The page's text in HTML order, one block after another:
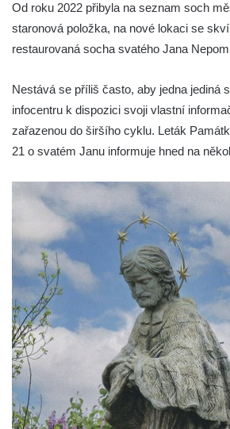
Socha Koroun bezzubý v ZOO Hluboká
Socha Plejtvák obrovský v ZOO Hluboká
Socha Mamutí lebka v ZOO Hluboká
Socha Mamut srstnatý v ZOO Hluboká
Socha Orel v ZOO Hluboká
Socha Přátelství v ZOO Hluboká
Socha Matka příroda v ZOO Hluboká
Socha Lišky v ZOO Hluboká
Socha Kudlanka v ZOO Hluboká
Socha Vlčice s mládětem v ZOO Hluboká
Socha Rys číhající na srnu v ZOO Hluboká
Socha Orlice v ZOO Hluboká
Socha Tygr v ZOO Hluboká
Socha Želva v ZOO Hluboká
Socha Kozorožec horský v ZOO Hluboká
Od roku 2022 přibyla na seznam soch
staronová položka, na nové lokaci se
restaurovaná socha svatého Jana
Nestává se příliš často, aby jedna jediná
infocentru k dispozici svoji vlastní
zařazenou do širšího cyklu. Leták
21 o svatém Janu informuje hned na